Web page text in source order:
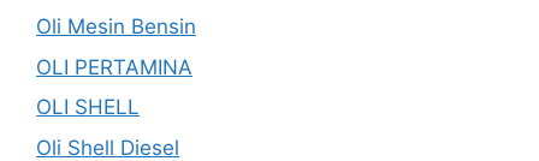
Oli Mesin Bensin
OLI PERTAMINA
OLI SHELL
Oli Shell Diesel